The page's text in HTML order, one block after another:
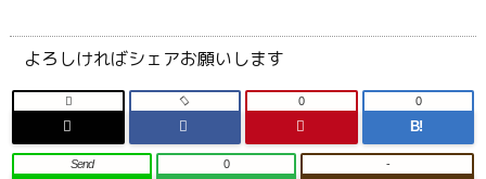
よろしければシェアお願いします
 0
B!
0
Send 0 -